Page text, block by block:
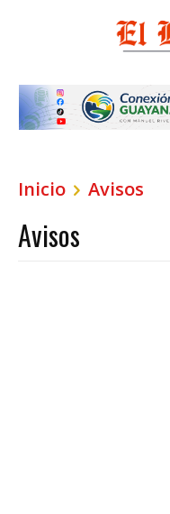
Inicio Avisos
Avisos